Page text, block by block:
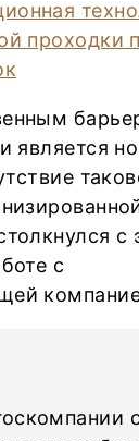
является
с
с